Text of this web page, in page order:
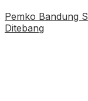
Pemko Bandung
Ditebang